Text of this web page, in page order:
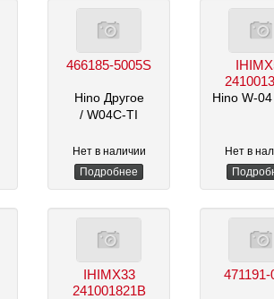
466185-5005S
Hino Другое
/ W04C-TI
Нет в наличии
Подробнее
Hino W-
Нет в
IHIMX33
241001821B
471191-